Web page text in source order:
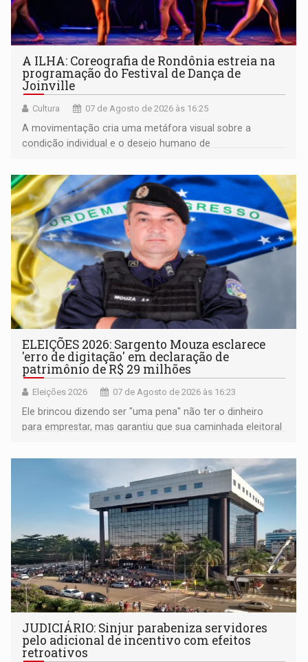
A ILHA: Coreografia de Rondônia estreia na
programação do Festival de Dança de
Joinville
Cultura 07 de Agosto de 2026 às 16:25
A movimentação cria uma metáfora visual sobre a
condição individual e o desejo humano de
ELEIÇÕES 2026: Sargento Mouza esclarece
'erro de digitação' em declaração de
patrimônio de R$ 29 milhões
Eleições 2026 07 de Agosto de 2026 às 16:23
Ele brincou dizendo ser "uma pena" não ter o dinheiro
para emprestar, mas garantiu que sua caminhada eleitoral
JUDICIÁRIO: Sinjur parabeniza servidores
pelo adicional de incentivo com efeitos
retroativos